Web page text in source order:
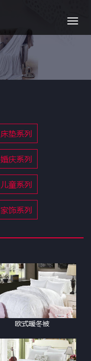
导
航
床垫系列
婚庆系列
儿童系列
家饰系列
欧式暖冬被